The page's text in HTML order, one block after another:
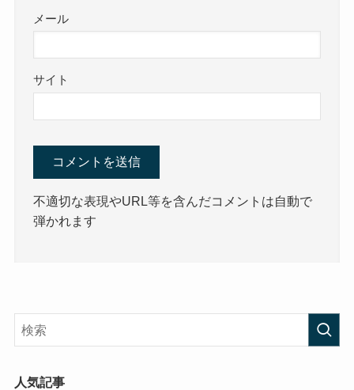
メール
サイト
不適切な表現やURL等を含んだコメントは自動で
弾かれます
人気記事